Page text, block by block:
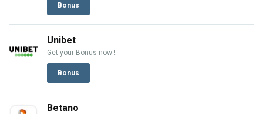
Bonus
Unibet
Get your Bonus now !
Bonus
Betano